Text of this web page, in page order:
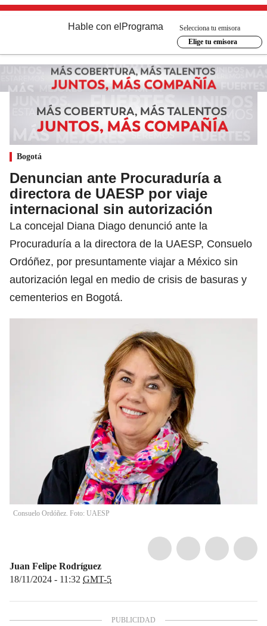
Hable con el Programa
Selecciona tu emisora
Elige tu emisora
Bogotá
Denuncian ante Procuraduría a
directora de UAESP por viaje
internacional sin autorización
La concejal Diana Diago denunció ante la
Procuraduría a la directora de la UAESP, Consuelo
Ordóñez, por presuntamente viajar a México sin
autorización legal en medio de crisis de basuras y
cementerios en Bogotá.
Consuelo Ordóñez. Foto: UAESP
Juan Felipe Rodríguez
18/11/2024 - 11:32 GMT-5